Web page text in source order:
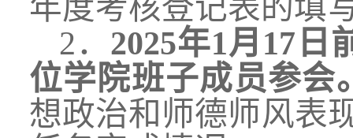
年度考核登记表的填
2． 2025年1月 17 日
位学院班子成员参会
想政治和师德师风表